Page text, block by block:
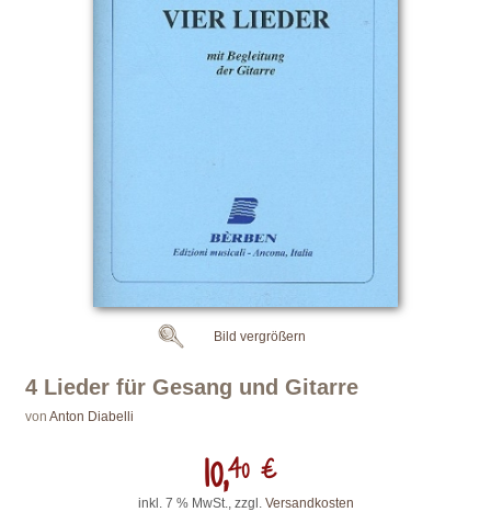
4 Lieder für Gesang und Gitarre
von Anton Diabelli
10,40 €
inkl. 7 % MwSt., zzgl. Versandkosten
Bild vergrößern